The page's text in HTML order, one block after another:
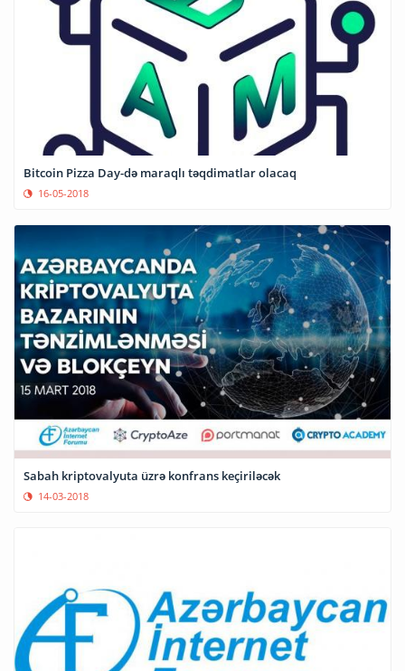
Bitcoin Pizza Day-də maraqlı təqdimatlar olacaq
16-05-2018
Sabah kriptovalyuta üzrə konfrans keçiriləcək
14-03-2018